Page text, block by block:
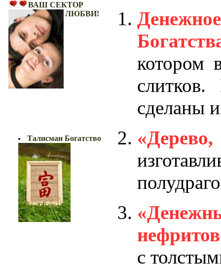
ВАШ СЕКТОР
ЛЮБВИ!
Талисман Богатство
котором
сделаны
с